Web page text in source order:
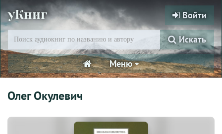
уКниг Войти
Искать
Меню
Олег Окулевич